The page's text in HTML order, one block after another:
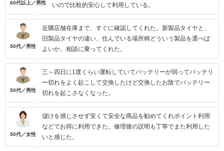
60代以上／男性
いので比較的安心して利用している。
50代／男性
近隣店舗在庫まで、すぐに確認してくれた。新製品タイヤと、
旧製品タイヤの違い、住んでいる場所柄どういう製品を選べば
よいか、相談に乗ってくれた。
50代／男性
三～四日に1度くらい運転していてバッテリーが弱ってバッテリ
ー切れをよく起こして交換したけど交換したお陰でバッテリー
切れを起こさなくなった。
50代／女性
儲けを感じさせず安くて安全な商品を勧めてくれポイント利用
などでお得に利用できた。修理後の説明も丁寧でまた利用した
いと感じた。